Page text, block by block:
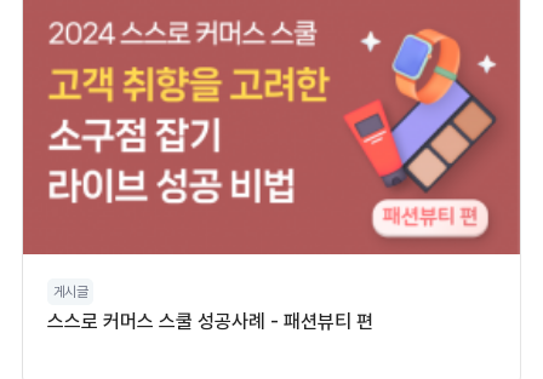
게시글
스스로 커머스 스쿨 성공사례 - 패션뷰티 편